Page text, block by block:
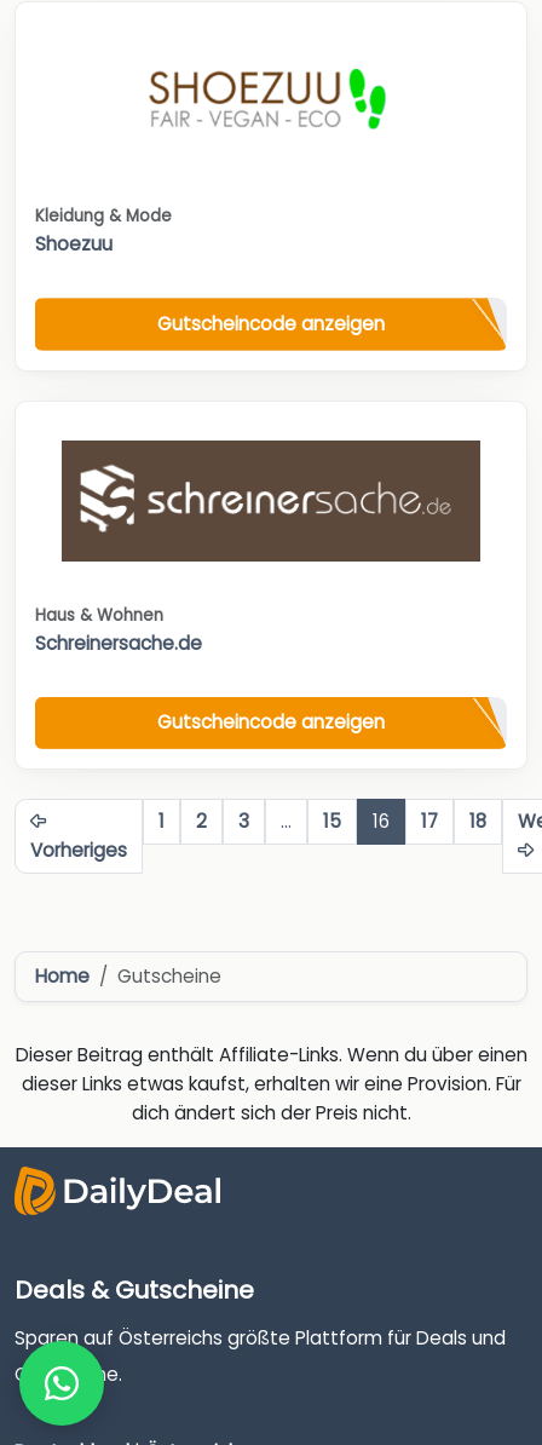
Kleidung & Mode
Shoezuu
Gutscheincode anzeigen
Haus & Wohnen
Schreinersache.de
Gutscheincode anzeigen
Vorheriges
1 2 3 … 15 16 17 18
Home Gutscheine
Dieser Beitrag enthält Affiliate-Links. Wenn du über einen
dieser Links etwas kaufst, erhalten wir eine Provision. Für
dich ändert sich der Preis nicht.
Deals & Gutscheine
Sparen auf Österreichs größte Plattform für Deals und
Gutscheine.